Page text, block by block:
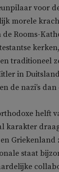
voor
morele
Rooms-
traditioneel
in
de nazi’s
helft
karakter
staat